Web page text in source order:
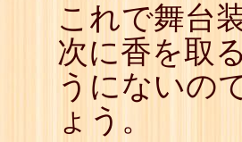
これで舞台
次に香を取
うにないの
ょう。